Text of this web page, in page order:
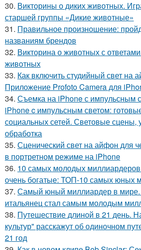
30. Викторины о диких животных.
старшей группы «Дикие животные»
31. Правильное произношение:
названиям брендов
32. Викторина о животных с
животных
33. Как включить студийный свет на
Приложение Profoto Camera для
34. Съемка на iPhone с импульсным
iPhone c импульсным светом:
социальных сетей. Световые сцены,
обработка
35. Сценический свет на айфон для
в портретном режиме на iPhone
36. 10 самых молодых
очень богатые: ТОП-10 самых юных
37. Самый юный миллиардер в мире.
итальянец стал самым молодым
38. Путешествие длиной в 21 день.
культур" расскажут об одиночном
21 год